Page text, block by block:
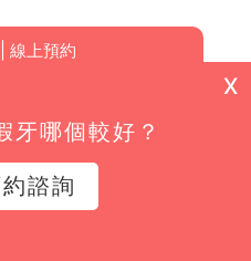
線上預約
牙哪個較好？
諮詢
X